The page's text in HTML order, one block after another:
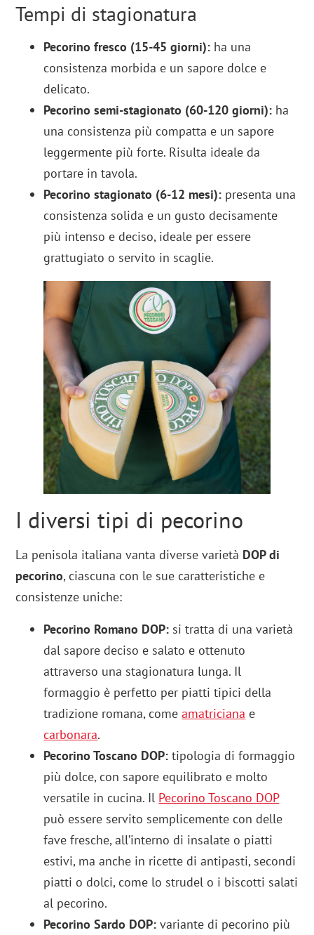
Tempi di stagionatura
Pecorino fresco (15-45 giorni): ha una
consistenza morbida e un sapore dolce e
delicato.
Pecorino semi-stagionato (60-120 giorni): ha
una consistenza più compatta e un sapore
leggermente più forte. Risulta ideale da
portare in tavola.
Pecorino stagionato (6-12 mesi): presenta una
consistenza solida e un gusto decisamente
più intenso e deciso, ideale per essere
grattugiato o servito in scaglie.
I diversi tipi di pecorino
La penisola italiana vanta diverse varietà DOP di
pecorino, ciascuna con le sue caratteristiche e
consistenze uniche:
Pecorino Romano DOP: si tratta di una varietà
dal sapore deciso e salato e ottenuto
attraverso una stagionatura lunga. Il
formaggio è perfetto per piatti tipici della
tradizione romana, comeamatriciana e
carbonara.
Pecorino Toscano DOP:tipologia di formaggio
più dolce, con sapore equilibrato e molto
versatile in cucina. Il Pecorino Toscano DOP
può essere servito semplicemente con delle
fave fresche, all’interno di insalate o piatti
estivi, ma anche in ricette di antipasti, secondi
piatti o dolci, come lo strudel o i biscotti salati
al pecorino.
Pecorino Sardo DOP:variante di pecorino più